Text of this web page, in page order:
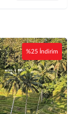
%25 İndirim